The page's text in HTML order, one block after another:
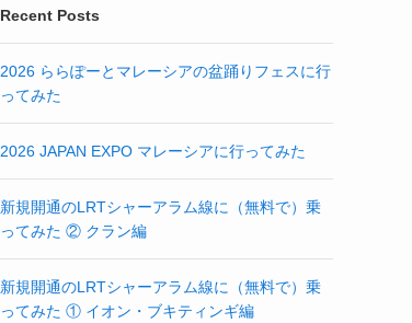
Recent Posts
2026 ららぽーとマレーシアの盆踊りフェスに行
ってみた
2026 JAPAN EXPO マレーシアに行ってみた
新規開通のLRTシャーアラム線に（無料で）乗
ってみた ② クラン編
新規開通のLRTシャーアラム線に（無料で）乗
ってみた ① イオン・ブキティンギ編